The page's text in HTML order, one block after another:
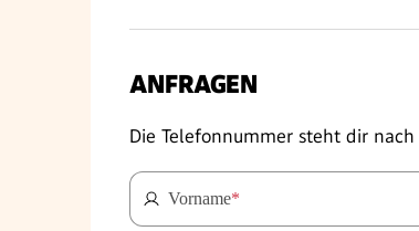
ANFRAGEN
Die Telefonnummer steht dir
Vorname*